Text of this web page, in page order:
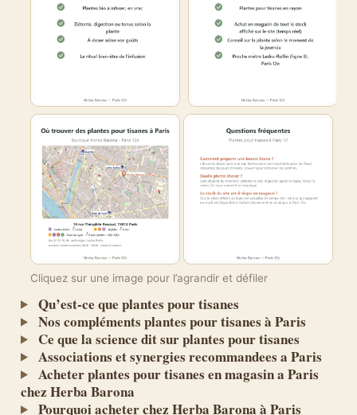
Cliquez sur une image pour l’agrandir et défiler
Qu’est-ce que plantes pour tisanes
Nos compléments plantes pour tisanes à Paris
Ce que la science dit sur plantes pour tisanes
Associations et synergies recommandees a Paris
Acheter plantes pour tisanes en magasin a Paris
chez Herba Barona
Pourquoi acheter chez Herba Barona à Paris